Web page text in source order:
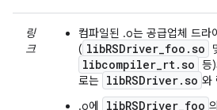
링
크
컴파일된 .o는 공급업체 드라
( libRSDriver_foo.so
libcompiler_rt.so 등
로는 libRSDriver.so 와
.o에
libRSDriver_foo